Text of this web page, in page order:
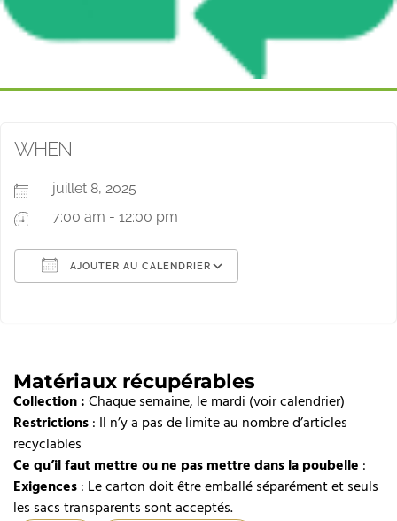
Matériaux récupérables
Collection :Chaque semaine, le mardi (voir calendrier)
Restrictions: Il n’y a pas de limite au nombre d’articles
recyclables
Ce qu’il faut mettre ou ne pas mettre dans la poubelle :
Exigences: Le carton doit être emballé séparément et seuls
les sacs transparents sont acceptés.
WHEN
juillet 8, 2025
7:00 am - 12:00 pm
AJOUTER AU CALENDRIER
iCalendar
Office 365
Outlook Live